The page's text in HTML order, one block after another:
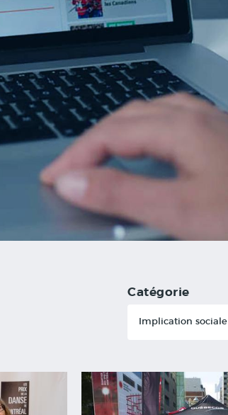
Catégorie
Implication sociale